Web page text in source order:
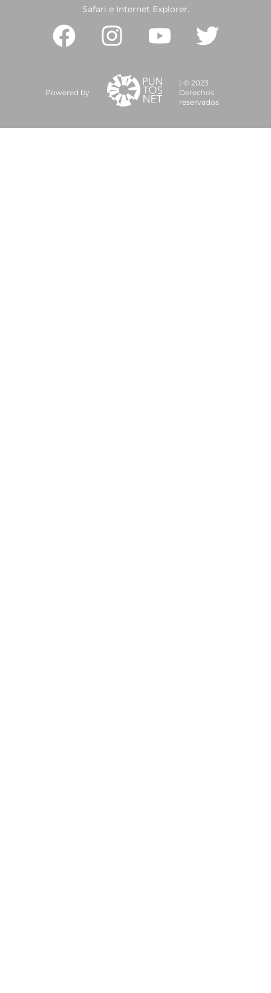
Safari e Internet Explorer.
Powered by
| © 2023
Derechos
reservados